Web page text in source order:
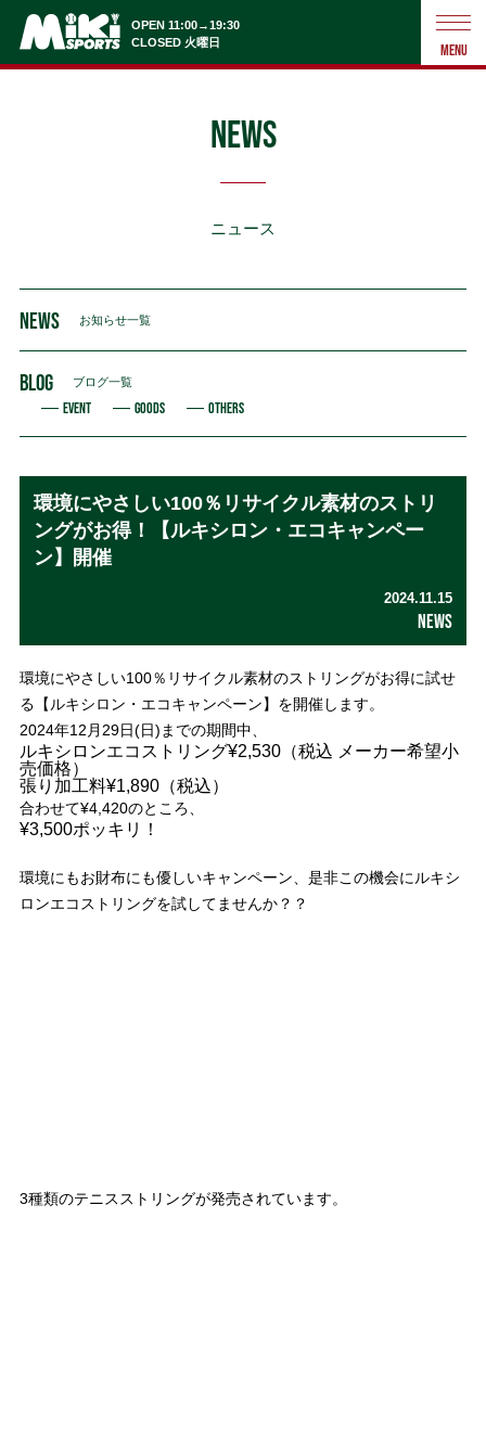
MENU
OPEN 11:00→19:30
CLOSED 火曜日
NEWS
ニュース
環境にやさしい100％リサイクル素材のストリ
ングがお得！【ルキシロン・エコキャンペー
ン】開催
2024.11.15
NEWS
環境にやさしい100％リサイクル素材のストリングがお得に試せ
る【ルキシロン・エコキャンペーン】を開催します。
2024年12月29日(日)までの期間中、
ルキシロンエコストリング¥2,530（税込 メーカー希望小
売価格）
張り加工料¥1,890（税込）
合わせて¥4,420のところ、
¥3,500ポッキリ！
環境にもお財布にも優しいキャンペーン、是非この機会にルキシ
ロンエコストリングを試してませんか？？
3種類のテニスストリングが発売されています。
NEWS お知らせ一覧
BLOG ブログ一覧
EVENT GOODS OTHERS